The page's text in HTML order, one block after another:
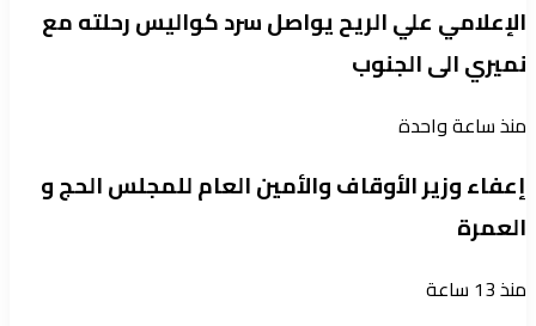
الإعلامي علي الريح يواصل سرد كواليس رحلته مع
نميري الى الجنوب
منذ ساعة واحدة
إعفاء وزير الأوقاف والأمين العام للمجلس الحج و
العمرة
منذ 13 ساعة